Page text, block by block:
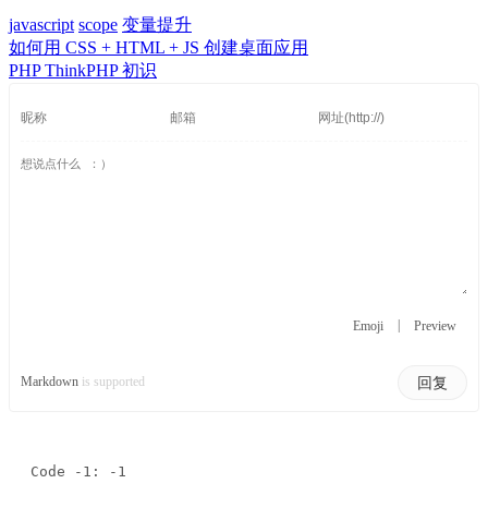
javascript scope 变量提升
如何用 CSS + HTML + JS 创建桌面应用
PHP ThinkPHP 初识
Emoji Preview
Markdown is supported 回复
Code -1: -1